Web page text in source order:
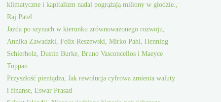
klimatyczne i kapitalizm nadal pogrążają miliony w głodzie.,
Raj Patel
Jazda po szynach w kierunku zrównoważonego rozwoju,
Annika Zawadzki, Felix Reszewski, Mirko Pahl, Henning
Schierholz, Dustin Burke, Bruno Vasconcellos i Maeyce
Toppan
Przyszłość pieniądza, Jak rewolucja cyfrowa zmienia waluty
i finanse, Eswar Prasad